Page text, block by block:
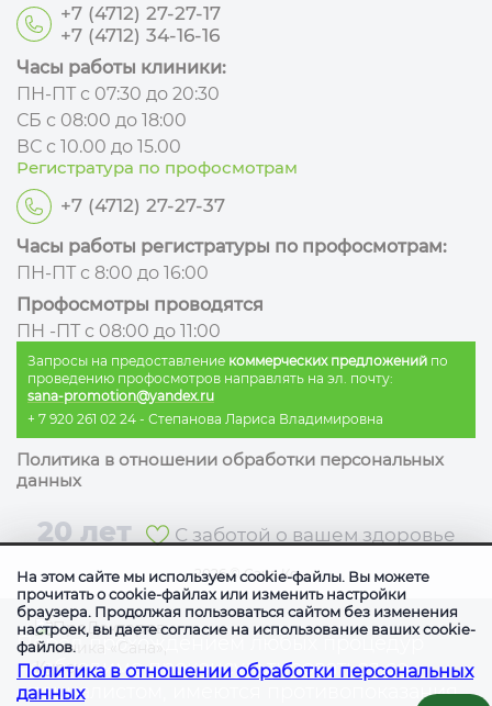
+7 (4712) 27-27-17
+7 (4712) 34-16-16
Регистратура по профосмотрам
+7 (4712) 27-27-37
Запросы на предоставление коммерческих предложений по
проведению профосмотров направлять на эл. почту:
sana-promotion@yandex.ru
+ 7 920 261 02 24 - Степанова Лариса Владимировна
Часы работы клиники:
ПН-ПТ с 07:30 до 20:30
СБ с 08:00 до 18:00
ВС с 10.00 до 15.00
Часы работы регистратуры по профосмотрам:
ПН-ПТ с 8:00 до 16:00
Профосмотры проводятся
ПН -ПТ с 08:00 до 11:00
Политика в отношении обработки персональных
данных
20 лет С заботой о вашем здоровье
2026©Сана Ко
Перед прохождением любых процедур
необходимо проконсультироваться со
специалистом, имеются противопоказания
На этом сайте мы используем cookie-файлы. Вы можете
прочитать о cookie-файлах или изменить настройки
браузера. Продолжая пользоваться сайтом без изменения
настроек, вы даете согласие на использование ваших cookie-
файлов.
Политика в отношении обработки персональных
данных